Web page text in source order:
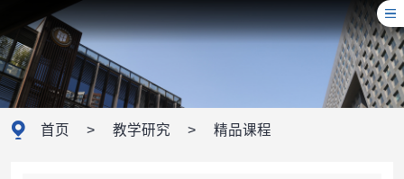
首页 > 教学研究 > 精品课程